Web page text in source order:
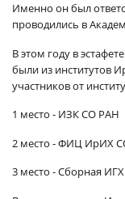
Именно он был
проводились в
В этом году в
были из институтов
участников от
1 место - ИЗК СО РАН
2 место - ФИЦ ИрИХ
3 место - Сборная